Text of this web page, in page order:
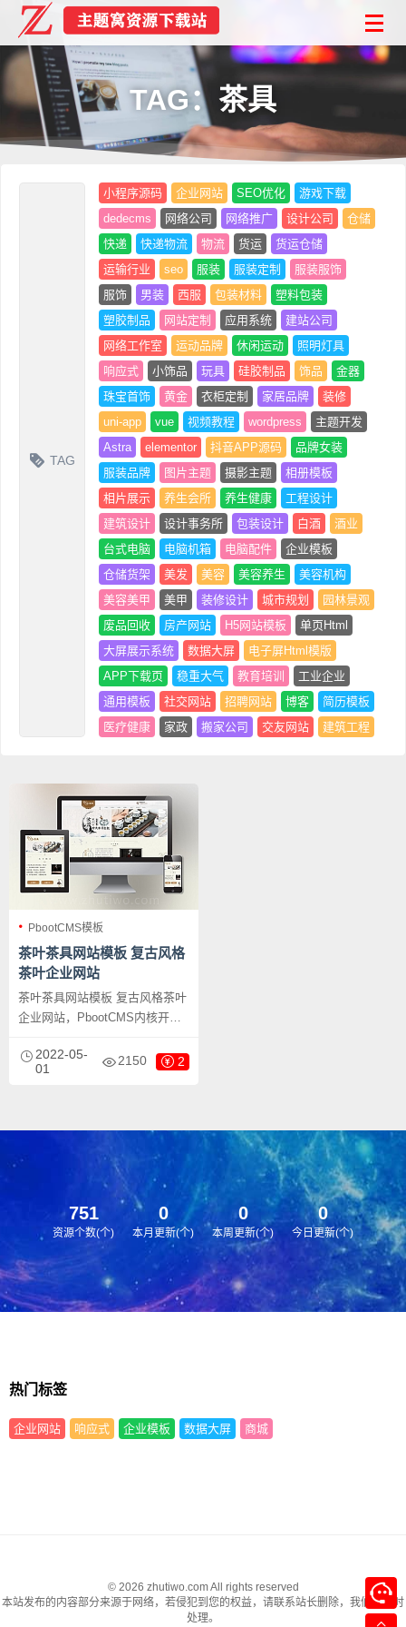
TAG：茶具
TAG
小程序源码 企业网站 SEO优化
游戏下载
dedecms
网络公司 网络推广 设计公司
仓储
快递
快递物流 物流 货运
货运仓储
运输行业
seo 服装 服装定制
服装服饰
服饰
男装 西服 包装材料
塑料包装
塑胶制品
网站定制 应用系统
建站公司
网络工作室
运动品牌 休闲运动
照明灯具
响应式
小饰品 玩具 硅胶制品 饰品
金器
珠宝首饰
黄金 衣柜定制 家居品牌
装修
uni-app
vue 视频教程 wordpress
主题开发
Astra
elementor 抖音APP源码
品牌女装
服装品牌
图片主题 摄影主题
相册模板
相片展示
养生会所 养生健康
工程设计
建筑设计
设计事务所 包装设计 白酒
酒业
台式电脑
电脑机箱 电脑配件
企业模板
仓储货架
美发 美容 美容养生
美容机构
美容美甲
美甲 装修设计 城市规划
园林景观
废品回收
房产网站 H5网站模板
单页Html
大屏展示系统
数据大屏
电子屏Html模版
APP下载页
稳重大气 教育培训
工业企业
通用模板
社交网站 招聘网站 博客
简历模板
医疗健康
家政 搬家公司 交友网站 建筑工程
PbootCMS模板
茶叶茶具网站模板 复古风格
茶叶企业网站
茶叶茶具网站模板 复古风格茶叶
企业网站，PbootCMS内核开发
茶道网站、复古茶具网站等企
业，当然其他行业也可以做，只
据即时同步，简单适用！附带测
试数据！
2022-05-
01
2150 2
751
资源个数(个)
0
本月更新(个)
0
本周更新(个)
0
今日更新(个)
热门标签
企业网站 响应式 企业模板 数据大屏 商城
© 2026 zhutiwo.com All rights reserved
本站发布的内容部分来源于网络，若侵犯到您的权益，请联系站长删除，我们将及时
处理。